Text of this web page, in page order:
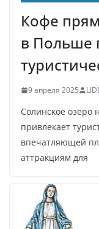
Кофе
в Польше
9 апреля 2025
Солинское озеро
привлекает
впечатляющей
аттракциям для